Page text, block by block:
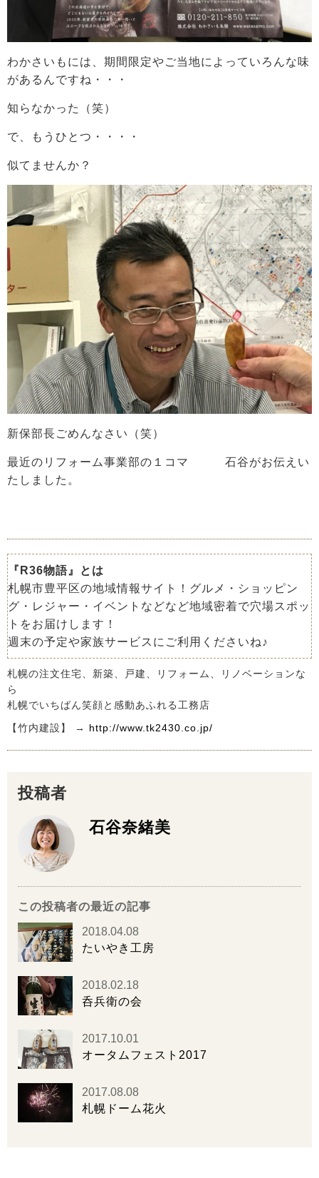
わかさいもには、期間限定やご当地によっていろんな味
があるんですね・・・
知らなかった（笑）
で、もうひとつ・・・・
似てませんか？
新保部長ごめんなさい（笑）
最近のリフォーム事業部の１コマ 石谷がお伝えい
たしました。
『R36物語』とは
札幌市豊平区の地域情報サイト！グルメ・ショッピン
グ・レジャー・イベントなどなど地域密着で穴場スポッ
トをお届けします！
週末の予定や家族サービスにご利用くださいね♪
札幌の注文住宅、新築、戸建、リフォーム、リノベーションな
ら
札幌でいちばん笑顔と感動あふれる工務店
【竹内建設】 → http://www.tk2430.co.jp/
投稿者
石谷奈緒美
この投稿者の最近の記事
2018.04.08
たいやき工房
2018.02.18
呑兵衛の会
2017.10.01
オータムフェスト2017
2017.08.08
札幌ドーム花火